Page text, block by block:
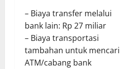
– Biaya transfer melalui
bank lain: Rp 27 miliar
– Biaya transportasi
tambahan untuk mencari
ATM/cabang bank